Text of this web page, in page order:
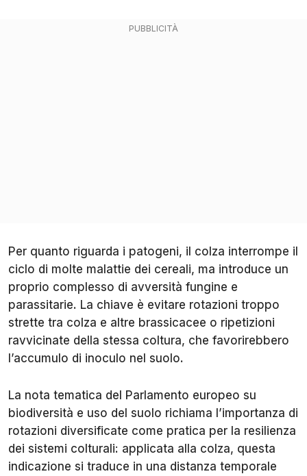
Per quanto riguarda i patogeni, il colza interrompe il
ciclo di molte malattie dei cereali, ma introduce un
proprio complesso di avversità fungine e
parassitarie. La chiave è evitare rotazioni troppo
strette tra colza e altre brassicacee o ripetizioni
ravvicinate della stessa coltura, che favorirebbero
l’accumulo di inoculo nel suolo.
La nota tematica del Parlamento europeo su
biodiversità e uso del suolo richiama l’importanza di
rotazioni diversificate come pratica per la resilienza
dei sistemi colturali: applicata alla colza, questa
indicazione si traduce in una distanza temporale